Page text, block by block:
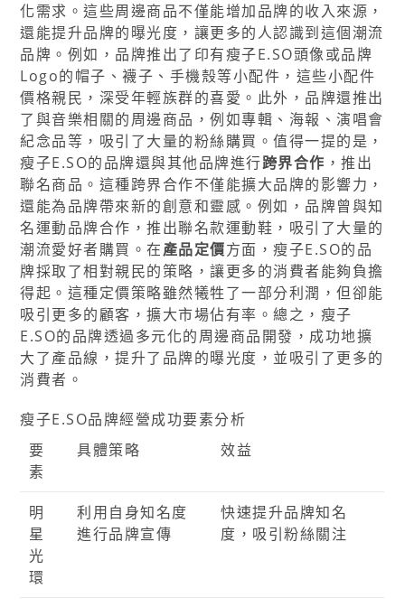
化需求。這些周邊商品不僅能增加品牌的收入來源，
還能提升品牌的曝光度，讓更多的人認識到這個潮流
品牌。例如，品牌推出了印有瘦子E.SO頭像或品牌
Logo的帽子、襪子、手機殼等小配件，這些小配件
價格親民，深受年輕族群的喜愛。此外，品牌還推出
了與音樂相關的周邊商品，例如專輯、海報、演唱會
紀念品等，吸引了大量的粉絲購買。值得一提的是，
瘦子E.SO的品牌還與其他品牌進行跨界合作 ，推出
聯名商品。這種跨界合作不僅能擴大品牌的影響力，
還能為品牌帶來新的創意和靈感。例如，品牌曾與知
名運動品牌合作，推出聯名款運動鞋，吸引了大量的
潮流愛好者購買。在產品定價方面，瘦子E.SO的品
牌採取了相對親民的策略，讓更多的消費者能夠負擔
得起。這種定價策略雖然犧牲了一部分利潤，但卻能
吸引更多的顧客，擴大市場佔有率。總之，瘦子
E.SO的品牌透過多元化的周邊商品開發，成功地擴
大了產品線，提升了品牌的曝光度，並吸引了更多的
消費者。
瘦子E.SO品牌經營成功要素分析
要
素
具體策略 效益
明
星
光
環
利用自身知名度
進行品牌宣傳
快速提升品牌知名
度，吸引粉絲關注